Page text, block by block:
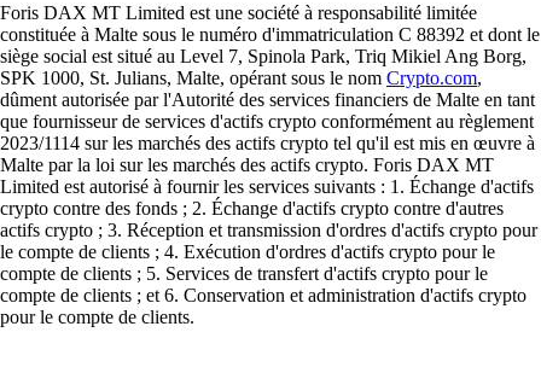
Foris DAX MT Limited est une société à responsabilité limitée
constituée à Malte sous le numéro d'immatriculation C 88392 et dont le
siège social est situé au Level 7, Spinola Park, Triq Mikiel Ang Borg,
SPK 1000, St. Julians, Malte, opérant sous le nom Crypto.com,
dûment autorisée par l'Autorité des services financiers de Malte en tant
que fournisseur de services d'actifs crypto conformément au règlement
2023/1114 sur les marchés des actifs crypto tel qu'il est mis en œuvre à
Malte par la loi sur les marchés des actifs crypto. Foris DAX MT
Limited est autorisé à fournir les services suivants : 1. Échange d'actifs
crypto contre des fonds ; 2. Échange d'actifs crypto contre d'autres
actifs crypto ; 3. Réception et transmission d'ordres d'actifs crypto pour
le compte de clients ; 4. Exécution d'ordres d'actifs crypto pour le
compte de clients ; 5. Services de transfert d'actifs crypto pour le
compte de clients ; et 6. Conservation et administration d'actifs crypto
pour le compte de clients.